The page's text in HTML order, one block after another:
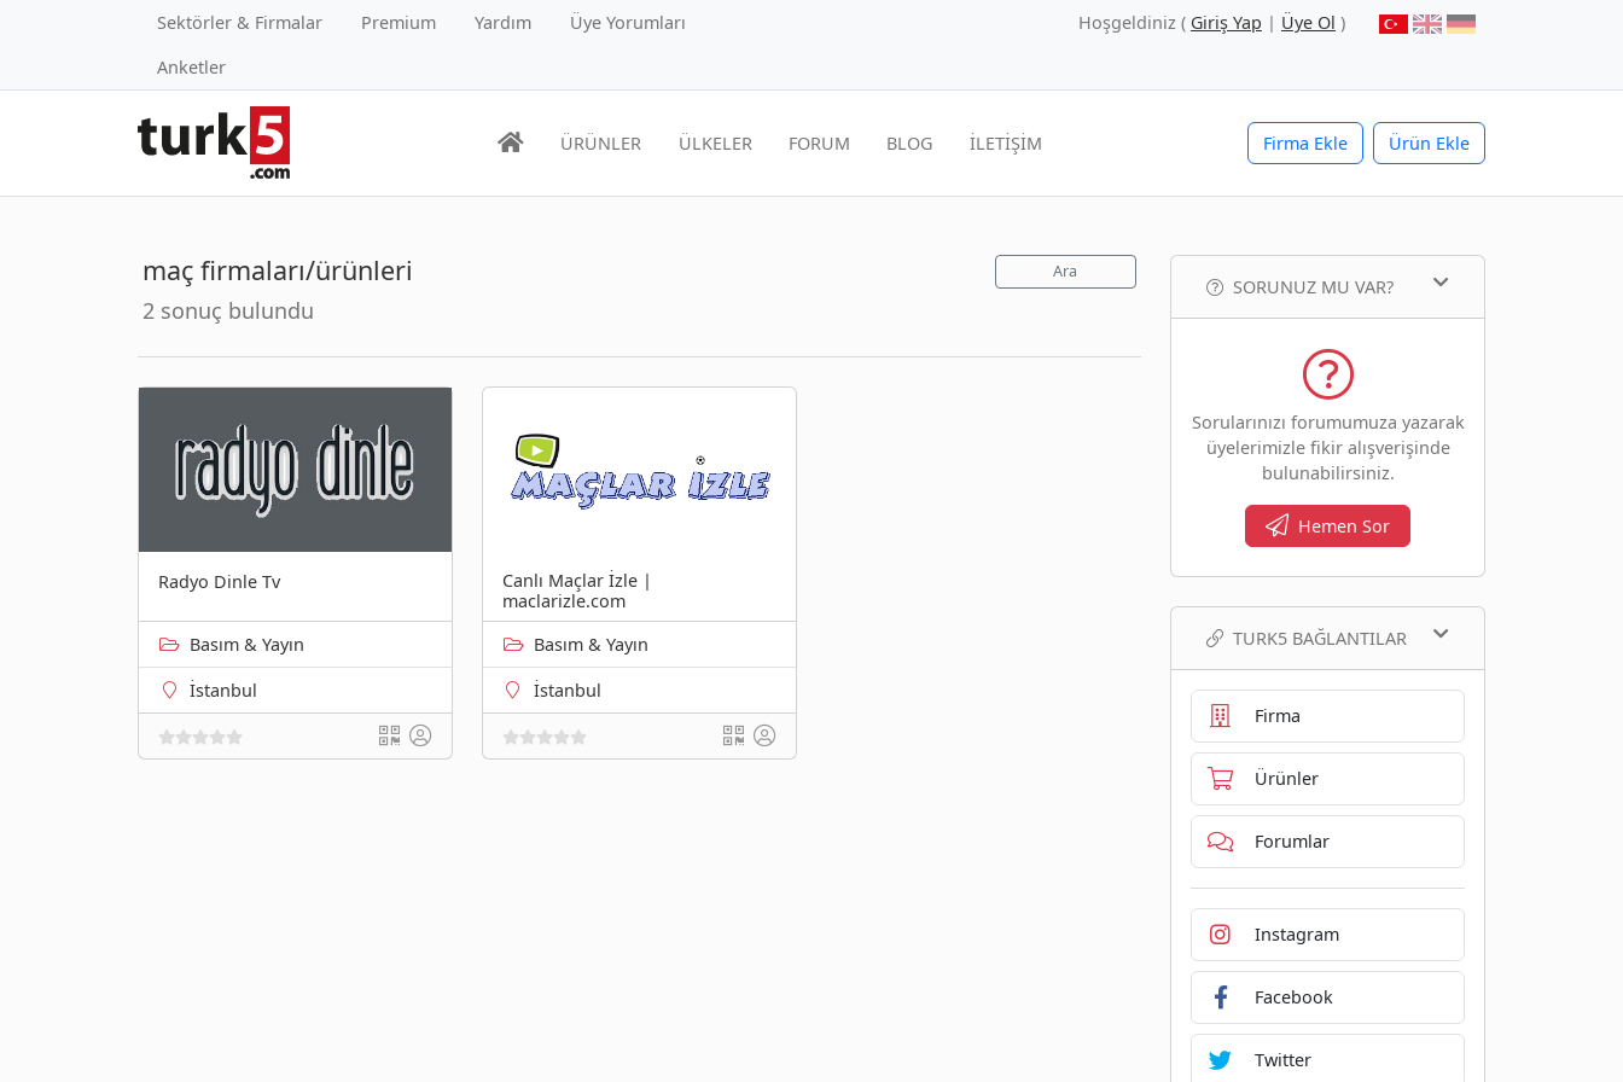
Sektörler & Firmalar Premium Yardım
Üye Yorumları
Anketler
Hoşgeldiniz ( Giriş Yap | Üye Ol )
Firma Ekle Ürün Ekle
ÜRÜNLER ÜLKELER FORUM BLOG İLETİŞİM
maç firmaları/ürünleri
2 sonuç bulundu
Ara
Radyo Dinle Tv
Basım & Yayın
İstanbul
Canlı Maçlar İzle |
maclarizle.com
Basım & Yayın
İstanbul
SORUNUZ MU VAR?
Sorularınızı forumumuza yazarak
üyelerimizle fikir alışverişinde
bulunabilirsiniz.
Hemen Sor
TURK5 BAĞLANTILAR
Firma
Ürünler
Forumlar
Instagram
Facebook
Twitter